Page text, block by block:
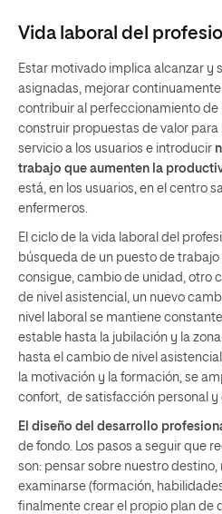
Vida laboral del
Estar motivado implica alcanzar y
asignadas, mejorar
contribuir al perfeccionamiento
construir propuestas de valor
servicio a los usuarios e introducir
trabajo que aumenten la
está, en los usuarios, en el centro
enfermeros.
El ciclo de la vida laboral del
búsqueda de un puesto de
consigue, cambio de unidad, otro
de nivel asistencial, un nuevo
nivel laboral se mantiene
estable hasta la jubilación y la
hasta el cambio de nivel
la motivación y la formación, se
confort, de satisfacción personal y
El diseño del desarrollo
de fondo. Los pasos a seguir que
son: pensar sobre nuestro
examinarse (formación,
finalmente crear el propio plan de